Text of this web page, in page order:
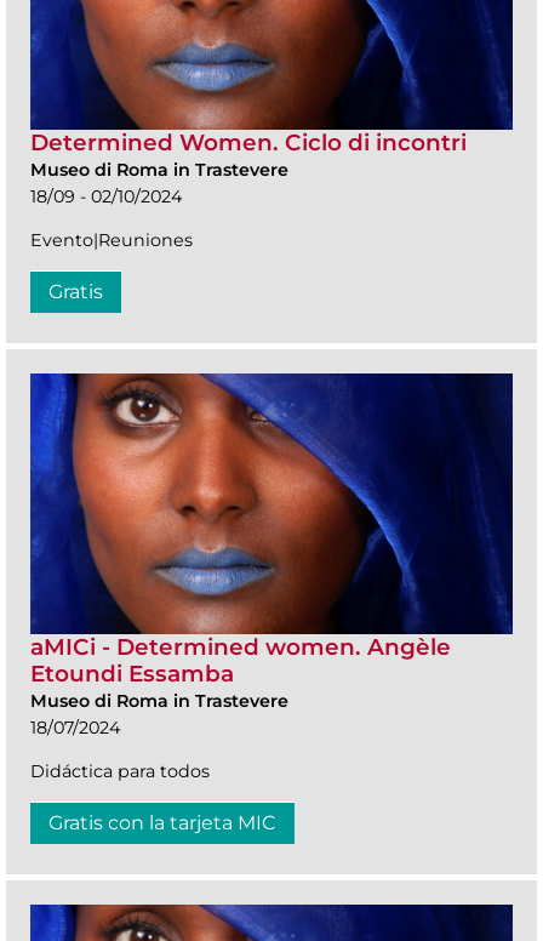
Determined Women. Ciclo di incontri
Museo di Roma in Trastevere
18/09 - 02/10/2024
Evento|Reuniones
Gratis
aMICi - Determined women. Angèle
Etoundi Essamba
Museo di Roma in Trastevere
18/07/2024
Didáctica para todos
Gratis con la tarjeta MIC